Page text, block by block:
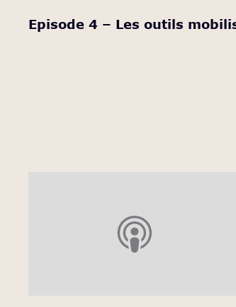
Episode 4 – Les outils